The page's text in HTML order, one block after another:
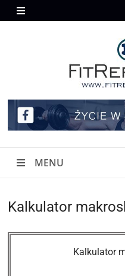
Skip
to
MENU
MENU
Kalkulator
Kalkulator